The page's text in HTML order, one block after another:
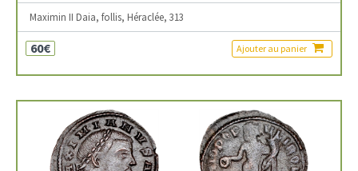
Maximin II Daia, follis, Héraclée, 313
60€ Ajouter au panier